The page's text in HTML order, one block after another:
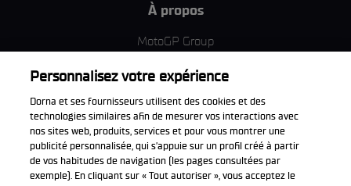
À propos
MotoGP Group
Termes et conditions d'utilisation
Politique de confidentialité
Politique d’achat
Personnalisez votre expérience
Dorna et ses fournisseurs utilisent des cookies et des
technologies similaires afin de mesurer vos interactions avec
nos sites web, produits, services et pour vous montrer une
publicité personnalisée, qui s’appuie sur un profil créé à partir
de vos habitudes de navigation (les pages consultées par
exemple). En cliquant sur « Tout autoriser », vous acceptez le